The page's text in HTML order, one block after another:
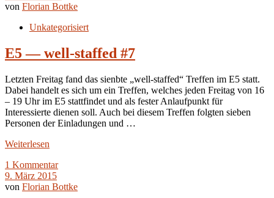
von Florian Bottke
Unkategorisiert
E5 — well-staffed #7
Letzten Freitag fand das sienbte „well-staffed“ Treffen im E5 statt.
Dabei handelt es sich um ein Treffen, welches jeden Freitag von 16
– 19 Uhr im E5 stattfindet und als fester Anlaufpunkt für
Interessierte dienen soll. Auch bei diesem Treffen folgten sieben
Personen der Einladungen und …
Weiterlesen
1 Kommentar
9. März 2015
von Florian Bottke